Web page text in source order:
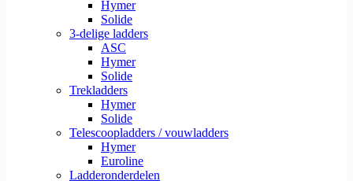
Hymer
Solide
3-delige ladders
ASC
Hymer
Solide
Trekladders
Hymer
Solide
Telescoopladders / vouwladders
Hymer
Euroline
Ladderonderdelen